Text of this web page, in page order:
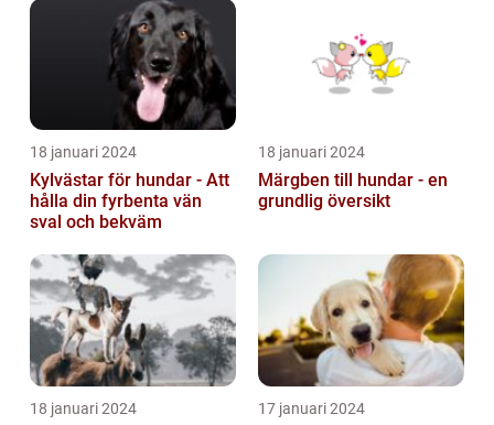
18 januari 2024
Kylvästar för hundar - Att
hålla din fyrbenta vän
sval och bekväm
18 januari 2024
Märgben till hundar - en
grundlig översikt
18 januari 2024 17 januari 2024